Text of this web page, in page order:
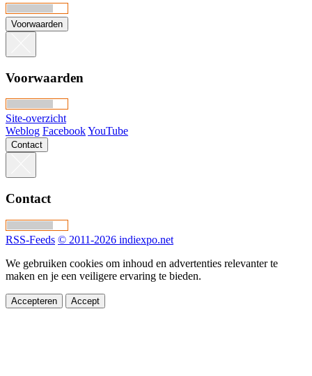
Voorwaarden
Voorwaarden
Site-overzicht
Weblog FacebookYouTube
Contact
Contact
RSS-Feeds © 2011-2026 indiexpo.net
We gebruiken cookies om inhoud en advertenties relevanter te
maken en je een veiligere ervaring te bieden.
Accepteren Accept